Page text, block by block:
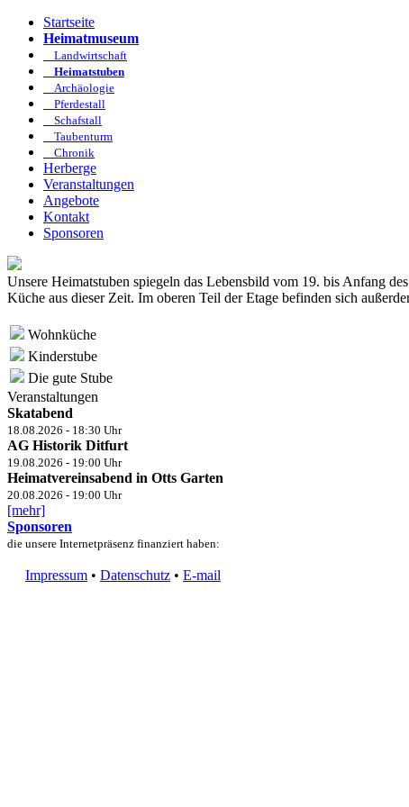
Startseite
Heimatmuseum
Landwirtschaft
Heimatstuben
Archäologie
Pferdestall
Schafstall
Taubenturm
Chronik
Herberge
Veranstaltungen
Angebote
Kontakt
Sponsoren
Unsere Heimatstuben spiegeln das Lebensbild vom 19. bis Anfang
Küche aus dieser Zeit. Im oberen Teil der Etage befinden sich
Wohnküche
Kinderstube
Die gute Stube
Veranstaltungen
Skatabend
18.08.2026 - 18:30 Uhr
AG Historik Ditfurt
19.08.2026 - 19:00 Uhr
Heimatvereinsabend in Otts Garten
20.08.2026 - 19:00 Uhr
[mehr]
Sponsoren
die unsere Internetpräsenz finanziert haben:
Impressum • Datenschutz • E-mail